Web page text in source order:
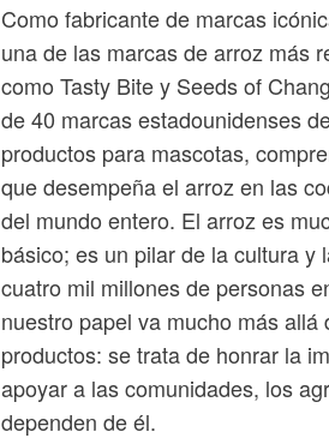
Como fabricante de marcas
una de las marcas de arroz más
como Tasty Bite y Seeds of
de 40 marcas estadounidenses
productos para mascotas,
que desempeña el arroz en las
del mundo entero. El arroz es
básico; es un pilar de la cultura y
cuatro mil millones de personas
nuestro papel va mucho más allá
productos: se trata de honrar la
apoyar a las comunidades, los
dependen de él.